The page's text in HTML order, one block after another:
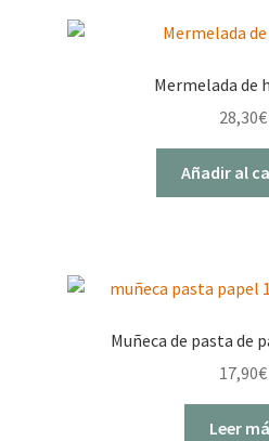
Mermelada de
28,30€
Añadir al
Muñeca de pasta de
17,90€
Leer